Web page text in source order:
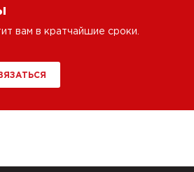
вам в кратчайшие сроки.